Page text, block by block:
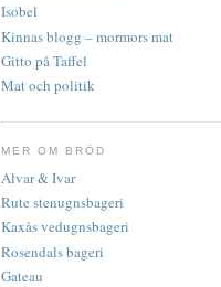
Isobel
Kinnas blogg – mormors mat
Gitto på Taffel
Mat och politik
MER OM BRÖD
Alvar & Ivar
Rute stenugnsbageri
Kaxås vedugnsbageri
Rosendals bageri
Gateau